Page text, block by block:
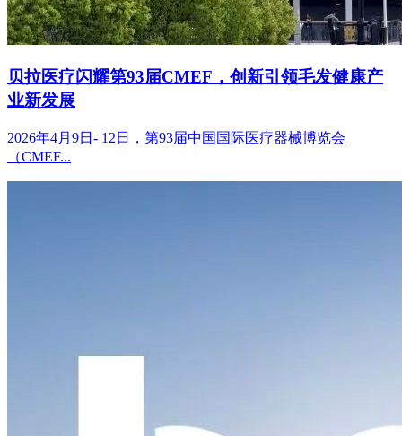
贝拉医疗闪耀第93届CMEF，创新引领毛发健康产
业新发展
2026年4月9日- 12日，第93届中国国际医疗器械博览会
（CMEF...